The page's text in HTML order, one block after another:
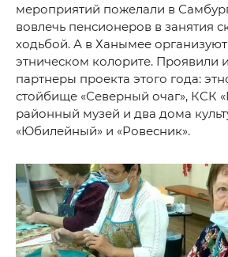
мероприятий пожелали в
вовлечь пенсионеров в занятия
ходьбой. А в Ханымее
этническом колорите. Проявили
партнеры проекта этого года:
стойбище «Северный очаг», КСК
районный музей и два дома
«Юбилейный» и «Ровесник».